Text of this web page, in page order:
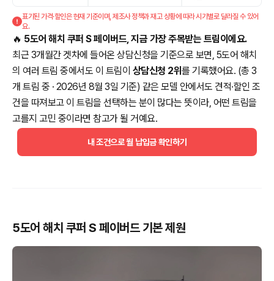
표기된 가격·할인은 현재 기준이며, 제조사 정책과 재고 상황에 따라 시기별로 달라질 수 있어
요.
🔥 5도어 해치 쿠퍼 S 페이버드, 지금 가장 주목받는 트림이에요.
최근 3개월간 겟차에 들어온 상담신청을 기준으로 보면, 5도어 해치
의 여러 트림 중에서도 이 트림이 상담신청 2위를 기록했어요. (총 3
개 트림 중 · 2026년 8월 3일 기준) 같은 모델 안에서도 견적·할인 조
건을 따져보고 이 트림을 선택하는 분이 많다는 뜻이라, 어떤 트림을
고를지 고민 중이라면 참고가 될 거예요.
내 조건으로 월 납입금 확인하기
5도어 해치 쿠퍼 S 페이버드 기본 제원